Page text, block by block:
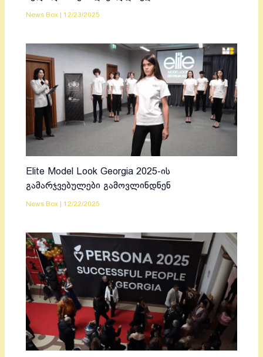
News Box |12/23/2025
Elite Model Look Georgia 2025-ის
გამარჯვებულები გამოვლინდნენ
News Box |12/22/2025